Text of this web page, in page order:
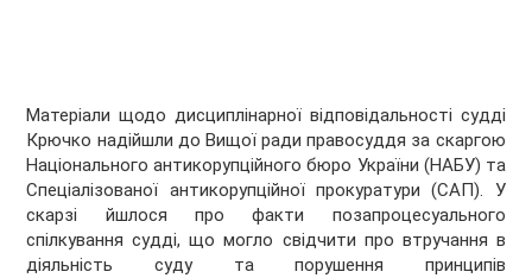
Матеріали щодо дисциплінарної відповідальності судді
Крючко надійшли до Вищої ради правосуддя за скаргою
Національного антикорупційного бюро України (НАБУ) та
Спеціалізованої антикорупційної прокуратури (САП). У
скарзі йшлося про факти позапроцесуального
спілкування судді, що могло свідчити про втручання в
діяльність суду та порушення принципів